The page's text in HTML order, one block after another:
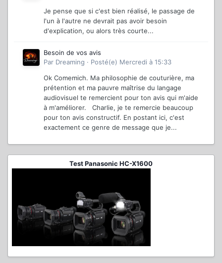
Je pense que si c'est bien réalisé, le passage de
l'un à l'autre ne devrait pas avoir besoin
d'explication, ou alors très courte...
Besoin de vos avis
Par Dreaming · Posté(e) Mercredi à 15:33
Ok Comemich. Ma philosophie de couturière, ma
prétention et ma pauvre maîtrise du langage
audiovisuel te remercient pour ton avis qui m'aide
à m'améliorer. Charlie, je te remercie beaucoup
pour ton avis constructif. En postant ici, c'est
exactement ce genre de message que je...
Test Panasonic HC-X1600